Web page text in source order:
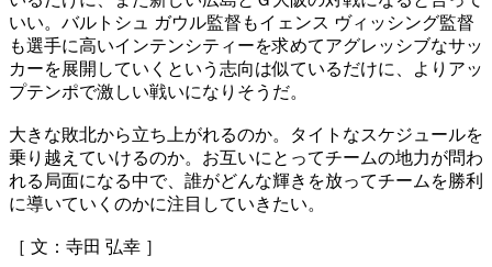
いい。バルトシュ ガウル監督もイェンス ヴィッシング監督
も選手に高いインテンシティーを求めてアグレッシブなサッ
カーを展開していくという志向は似ているだけに、よりアッ
プテンポで激しい戦いになりそうだ。
大きな敗北から立ち上がれるのか。タイトなスケジュールを
乗り越えていけるのか。お互いにとってチームの地力が問わ
れる局面になる中で、誰がどんな輝きを放ってチームを勝利
に導いていくのかに注目していきたい。
［ 文：寺田 弘幸 ］